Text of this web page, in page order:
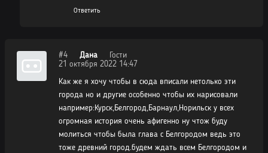
Ответить
#4 Дана
Гости
21 октября 2022 14:47
Как же я хочу чтобы в сюда вписали нетолько эти
города но и другие особенно чтобы их нарисовали
например:Курск,Белгород,Барнаул,Норильск у всех
огромная история очень афигенно ну чтож буду
молиться чтобы была глава с Белгородом ведь это
тоже древний город.будем ждать всем Белгородом и